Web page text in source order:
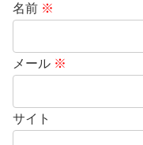
名前 ※
メール ※
サイト